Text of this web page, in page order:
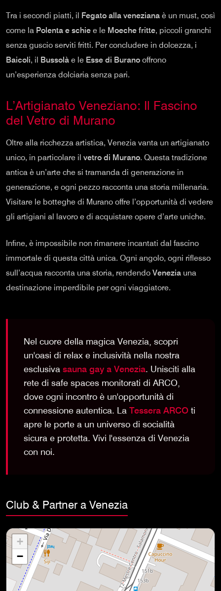
Tra i secondi piatti, il Fegato alla veneziana è un must, così
come la Polenta e schie e le Moeche fritte, piccoli granchi
senza guscio serviti fritti. Per concludere in dolcezza, i
Baicoli, il Bussolà e le Esse di Burano offrono
un’esperienza dolciaria senza pari.
L’Artigianato Veneziano: Il Fascino
del Vetro di Murano
Oltre alla ricchezza artistica, Venezia vanta un artigianato
unico, in particolare il vetro di Murano. Questa tradizione
antica è un’arte che si tramanda di generazione in
generazione, e ogni pezzo racconta una storia millenaria.
Visitare le botteghe di Murano offre l’opportunità di vedere
gli artigiani al lavoro e di acquistare opere d’arte uniche.
Infine, è impossibile non rimanere incantati dal fascino
immortale di questa città unica. Ogni angolo, ogni riflesso
sull’acqua racconta una storia, rendendo Venezia una
destinazione imperdibile per ogni viaggiatore.
Nel cuore della magica Venezia, scopri
un'oasi di relax e inclusività nella nostra
esclusiva sauna gay a Venezia. Unisciti alla
rete di safe spaces monitorati di ARCO,
dove ogni incontro è un'opportunità di
connessione autentica. La Tessera ARCO ti
apre le porte a un universo di socialità
sicura e protetta. Vivi l'essenza di Venezia
con noi.
Club & Partner a Venezia
+
−